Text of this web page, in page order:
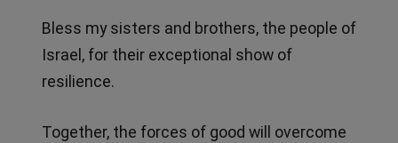
Bless my sisters and brothers, the people of
Israel, for their exceptional show of
resilience.
Together, the forces of good will overcome